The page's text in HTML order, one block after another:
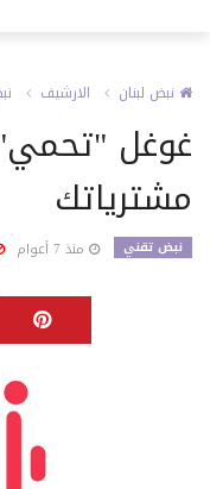
نبض لبنان الارشيف
غوغل
مشترياتك
نبض تقني منذ 7 أعوام